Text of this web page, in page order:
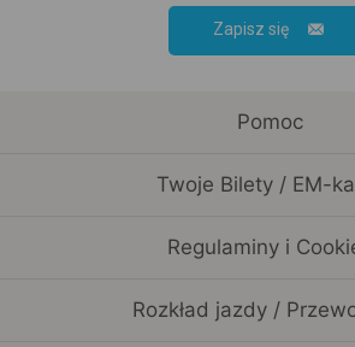
Zapisz się
Pomoc
Twoje Bilety / EM-
Regulaminy i
Rozkład jazdy /